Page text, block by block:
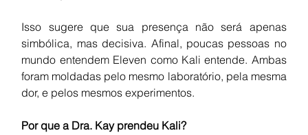
Isso sugere que sua presença não será apenas
simbólica, mas decisiva. Afinal, poucas pessoas no
mundo entendem Eleven como Kali entende. Ambas
foram moldadas pelo mesmo laboratório, pela mesma
dor, e pelos mesmos experimentos.
Por que a Dra. Kay prendeu Kali?